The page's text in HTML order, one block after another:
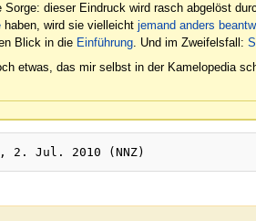
Sorge: dieser Eindruck wird rasch abgelöst
haben, wird sie vielleicht jemand anders
Blick in die Einführung. Und im Zweifelsfall:
etwas, das mir selbst in der Kamelopedia